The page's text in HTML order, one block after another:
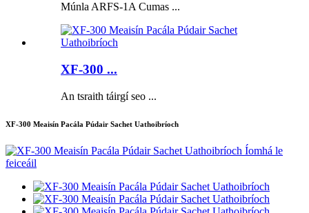
Múnla ARFS-1A Cumas ...
XF-300 ...
An tsraith táirgí seo ...
XF-300 Meaisín Pacála Púdair Sachet Uathoibríoch